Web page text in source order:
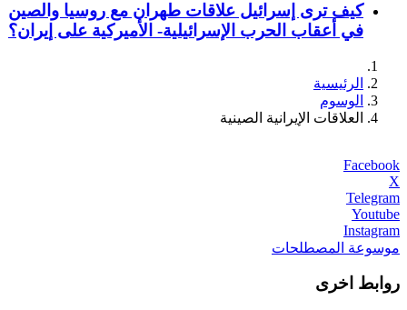
كيف ترى إسرائيل علاقات طهران مع روسيا والصين
في أعقاب الحرب الإسرائيلية- الأميركية على إيران؟
الرئيسية
الوسوم
العلاقات الإيرانية الصينية
Facebook
X
Telegram
Youtube
Instagram
موسوعة المصطلحات
روابط اخرى